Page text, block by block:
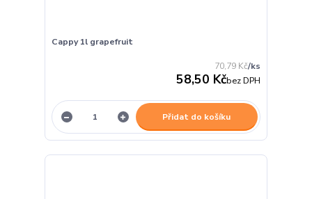
Cappy 1l grapefruit
70,79 Kč/ks
58,50 Kčbez DPH
Přidat do košíku